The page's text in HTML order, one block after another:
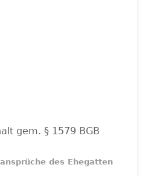
gem. § 1579 BGB
des Ehegatten